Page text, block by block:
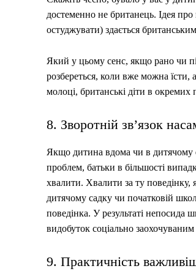
достеменно не британець. Ідея про
остуджувати) здається
Який у цьому сенс, якщо рано чи
розбереться, коли вже можна
молоці, британські діти в
8. Зворотній зв’язок
Якщо дитина вдома чи в дитячому
проблем, батьки в більшості
хвалити. Хвалити за ту поведінку,
дитячому садку чи початковій
поведінка. У результаті непосида
видобуток соціально
9. Практичність